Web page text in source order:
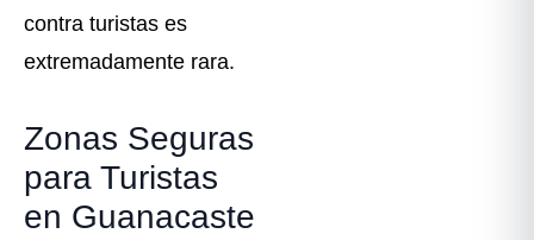
contra turistas es
extremadamente rara.
Zonas Seguras
para Turistas
en Guanacaste